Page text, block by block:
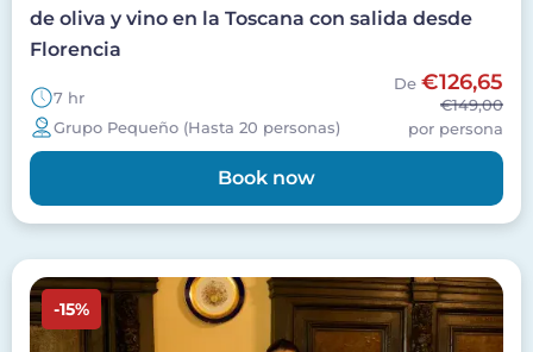
de oliva y vino en la Toscana con salida desde
Florencia
7 hr
Grupo Pequeño (Hasta 20 personas)
De €126,65
€149,00
por persona
Book now
Imagen
-15%